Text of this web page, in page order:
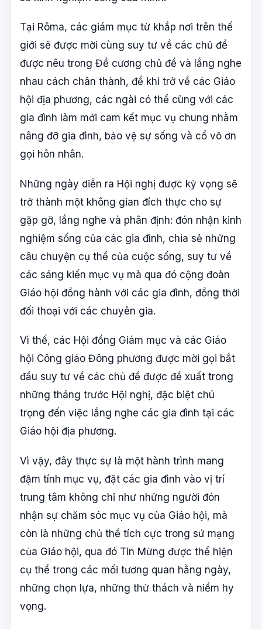
Tại Rôma, các giám mục từ khắp nơi trên thế
giới sẽ được mời cùng suy tư về các chủ đề
được nêu trong Đề cương chủ đề và lắng nghe
nhau cách chân thành, để khi trở về các Giáo
hội địa phương, các ngài có thể cùng với các
gia đình làm mới cam kết mục vụ chung nhằm
nâng đỡ gia đình, bảo vệ sự sống và cổ võ ơn
gọi hôn nhân.
Những ngày diễn ra Hội nghị được kỳ vọng sẽ
trở thành một không gian đích thực cho sự
gặp gỡ, lắng nghe và phân định: đón nhận kinh
nghiệm sống của các gia đình, chia sẻ những
câu chuyện cụ thể của cuộc sống, suy tư về
các sáng kiến mục vụ mà qua đó cộng đoàn
Giáo hội đồng hành với các gia đình, đồng thời
đối thoại với các chuyên gia.
Vì thế, các Hội đồng Giám mục và các Giáo
hội Công giáo Đông phương được mời gọi bắt
đầu suy tư về các chủ đề được đề xuất trong
những tháng trước Hội nghị, đặc biệt chú
trọng đến việc lắng nghe các gia đình tại các
Giáo hội địa phương.
Vì vậy, đây thực sự là một hành trình mang
đậm tính mục vụ, đặt các gia đình vào vị trí
trung tâm không chỉ như những người đón
nhận sự chăm sóc mục vụ của Giáo hội, mà
còn là những chủ thể tích cực trong sứ mạng
của Giáo hội, qua đó Tin Mừng được thể hiện
cụ thể trong các mối tương quan hằng ngày,
những chọn lựa, những thử thách và niềm hy
vọng.